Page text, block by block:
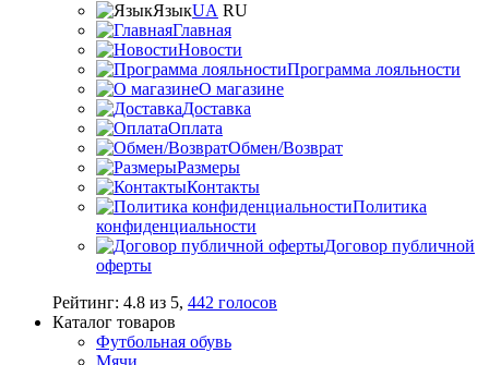
ЯзыкUA RU
Главная
Новости
Программа лояльности
О магазине
Доставка
Оплата
Обмен/Возврат
Размеры
Контакты
Политика
конфиденциальности
Договор публичной
оферты
Рейтинг: 4.8 из 5, 442 голосов
Каталог товаров
Футбольная обувь